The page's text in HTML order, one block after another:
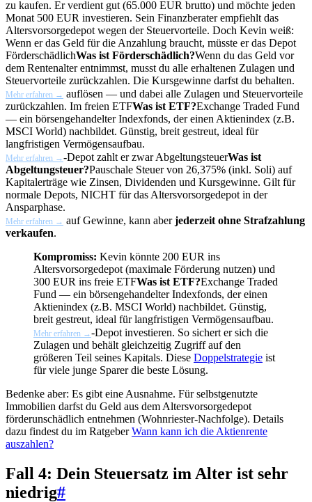
zu kaufen. Er verdient gut (65.000 EUR brutto) und möchte jeden
Monat 500 EUR investieren. Sein Finanzberater empfiehlt das
Altersvorsorgedepot wegen der Steuervorteile. Doch Kevin weiß:
Wenn er das Geld für die Anzahlung braucht, müsste er das Depot
FörderschädlichWas ist Förderschädlich?Wenn du das Geld vor
dem Rentenalter entnimmst, musst du alle erhaltenen Zulagen und
Steuervorteile zurückzahlen. Die Kursgewinne darfst du behalten.
Mehr erfahren → auflösen — und dabei alle Zulagen und Steuervorteile
zurückzahlen. Im freien ETFWas ist ETF?Exchange Traded Fund
— ein börsengehandelter Indexfonds, der einen Aktienindex (z.B.
MSCI World) nachbildet. Günstig, breit gestreut, ideal für
langfristigen Vermögensaufbau.
Mehr erfahren →-Depot zahlt er zwarAbgeltungsteuerWas ist
Abgeltungsteuer?Pauschale Steuer von 26,375% (inkl. Soli) auf
Kapitalerträge wie Zinsen, Dividenden und Kursgewinne. Gilt für
normale Depots, NICHT für das Altersvorsorgedepot in der
Ansparphase.
Mehr erfahren → auf Gewinne, kann aberjederzeit ohne Strafzahlung
verkaufen.
Kompromiss: Kevin könnte 200 EUR ins
Altersvorsorgedepot (maximale Förderung nutzen) und
300 EUR ins freie ETFWas ist ETF?Exchange Traded
Fund — ein börsengehandelter Indexfonds, der einen
Aktienindex (z.B. MSCI World) nachbildet. Günstig,
breit gestreut, ideal für langfristigen Vermögensaufbau.
Mehr erfahren →-Depot investieren. So sichert er sich die
Zulagen und behält gleichzeitig Zugriff auf den
größeren Teil seines Kapitals. Diese Doppelstrategie ist
für viele junge Sparer die beste Lösung.
Bedenke aber: Es gibt eine Ausnahme. Für selbstgenutzte
Immobilien darfst du Geld aus dem Altersvorsorgedepot
förderunschädlich entnehmen (Wohnriester-Nachfolge). Details
dazu findest du im RatgeberWann kann ich die Aktienrente
auszahlen?
Fall 4: Dein Steuersatz im Alter ist sehr
niedrig#